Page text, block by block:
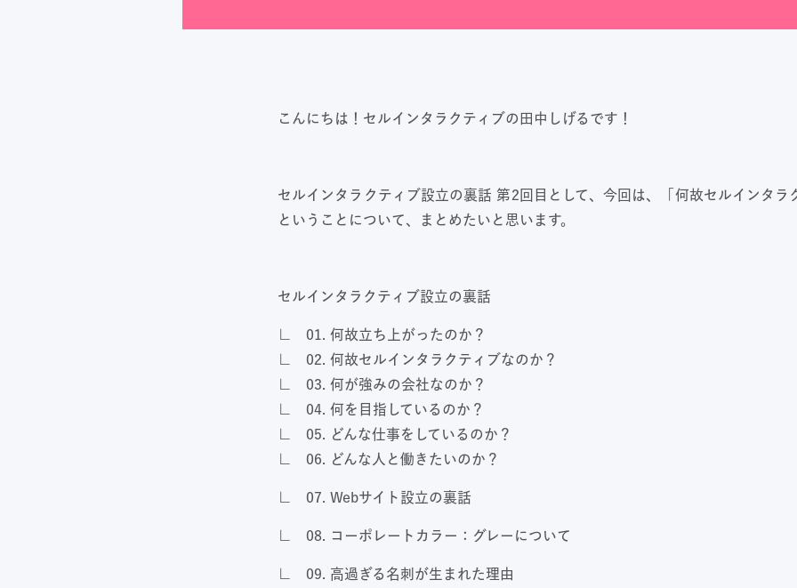
こんにちは！セルインタラクティブの田中しげるです！
セルインタラクティブ設立の裏話 第2回目として、今回は、「何故セルインタラ
ということについて、まとめたいと思います。
セルインタラクティブ設立の裏話
01. 何故立ち上がったのか？
02. 何故セルインタラクティブなのか？
03. 何が強みの会社なのか？
04. 何を目指しているのか？
05. どんな仕事をしているのか？
06. どんな人と働きたいのか？
07. Webサイト設立の裏話
08. コーポレートカラー：グレーについて
09. 高過ぎる名刺が生まれた理由